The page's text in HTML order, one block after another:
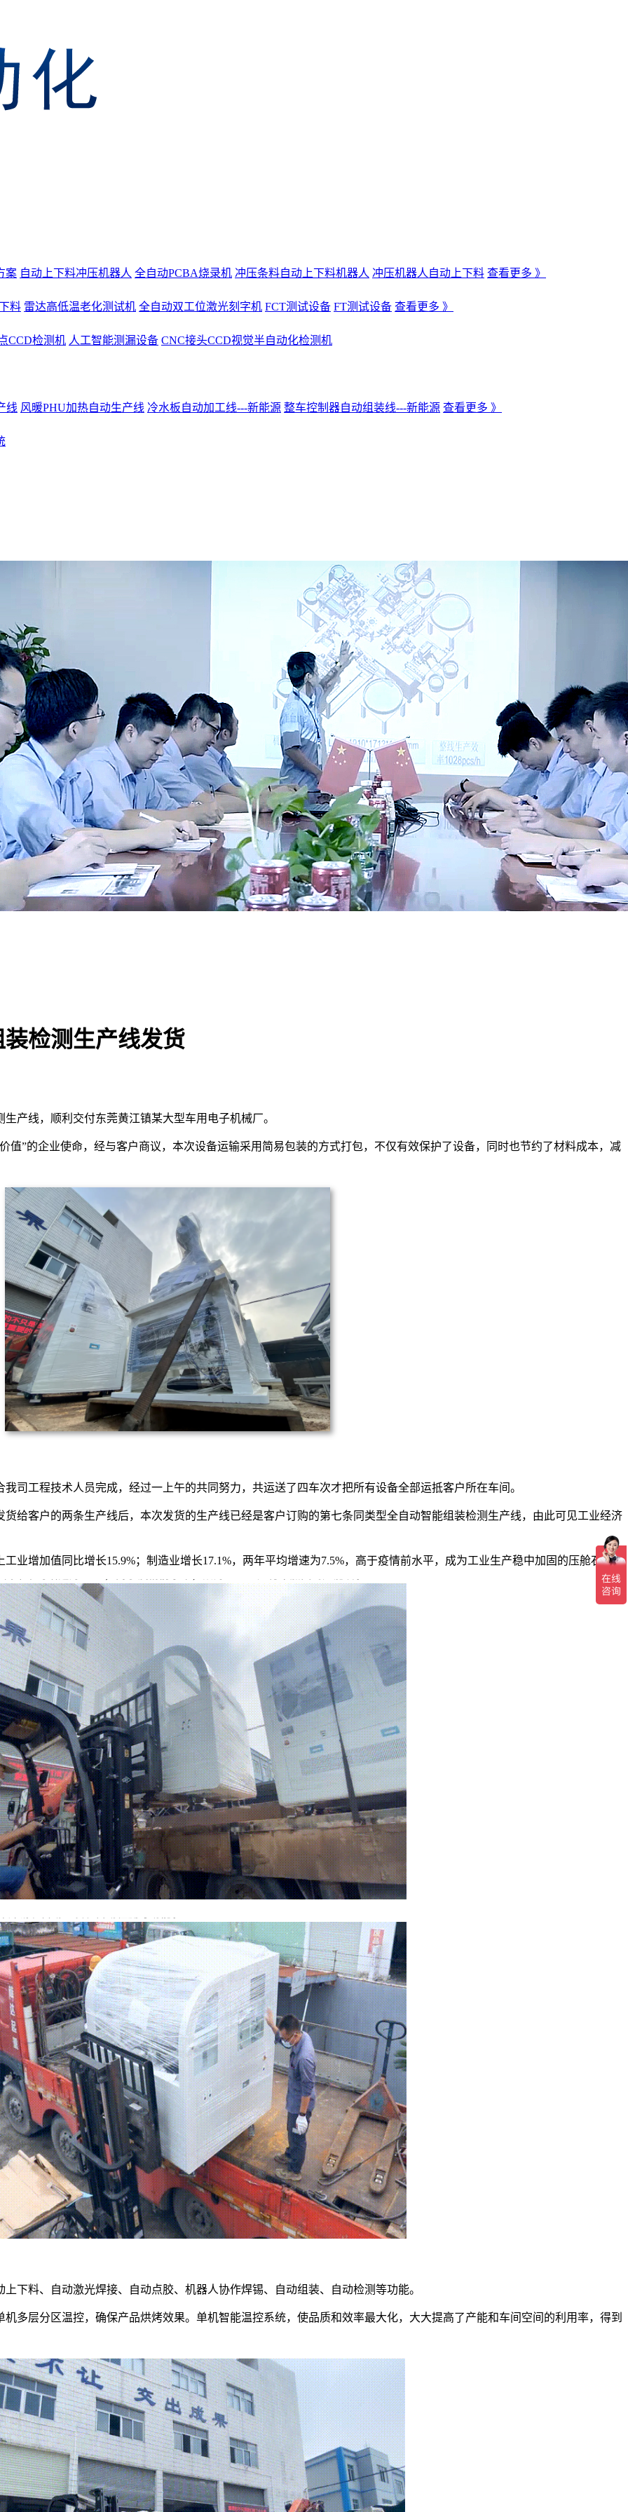
案 自动上下料冲压机器人 全自动PCBA烧录机 冲压条料自动上下料机器人 冲压机器人自动上下料 查看更多 》
料 雷达高低温老化测试机 全自动双工位激光刻字机 FCT测试设备 FT测试设备 查看更多 》
CCD检测机 人工智能测漏设备 CNC接头CCD视觉半自动化检测机
线 风暖PHU加热自动生产线 冷水板自动加工线---新能源 整车控制器自动组装线---新能源 查看更多 》
检测生产线发货
产线，顺利交付东莞黄江镇某大型车用电子机械厂。
值”的企业使命，经与客户商议，本次设备运输采用简易包装的方式打包，不仅有效保护了设备，同时也节约了材料成本，减
司工程技术人员完成，经过一上午的共同努力，共运送了四车次才把所有设备全部运抵客户所在车间。
给客户的两条生产线后，本次发货的生产线已经是客户订购的第七条同类型全自动智能组装检测生产线，由此可见工业经济
业增加值同比增长15.9%；制造业增长17.1%，两年平均增速为7.5%，高于疫情前水平，成为工业生产稳中加固的压舱石。
下料、自动激光焊接、自动点胶、机器人协作焊锡、自动组装、自动检测等功能。
多层分区温控，确保产品烘烤效果。单机智能温控系统，使品质和效率最大化，大大提高了产能和车间空间的利用率，得到